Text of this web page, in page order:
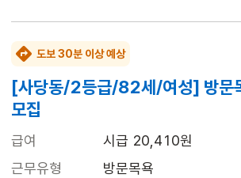
도보 30분 이상 예상
[사당동/2등급/82세/여성] 방문
모집
급여
시급 20,410원
근무유형
방문목욕